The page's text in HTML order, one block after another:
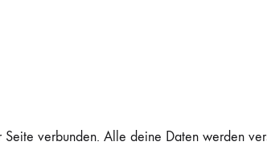
Seite verbunden. Alle deine Daten werden